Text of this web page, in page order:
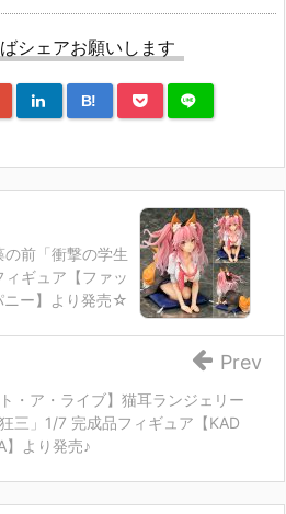
シェアお願いします
B!
の前「衝撃の学生
ギュア【ファッ
ニー】より発売☆
ト・ア・ライブ】猫耳ランジェリー
狂三」1/7 完成品フィギュア【KAD
】より発売♪
Prev